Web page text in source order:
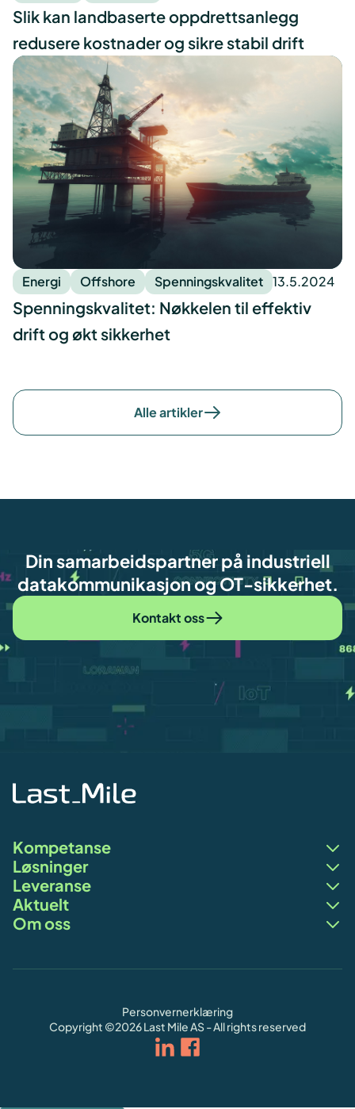
Slik kan landbaserte oppdrettsanlegg
redusere kostnader og sikre stabil drift
Energi Offshore Spenningskvalitet 13.5.2024
Spenningskvalitet: Nøkkelen til effektiv
drift og økt sikkerhet
Alle artikler
Din samarbeidspartner på industriell
datakommunikasjon og OT-sikkerhet.
Kontakt oss
Kompetanse
Løsninger
Leveranse
Aktuelt
Om oss
Personvernerklæring
Copyright ©2026Last Mile AS - All rights reserved